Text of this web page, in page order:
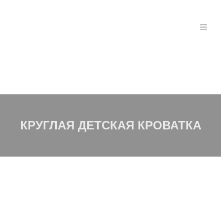
КРУГЛАЯ ДЕТСКАЯ КРОВАТКА